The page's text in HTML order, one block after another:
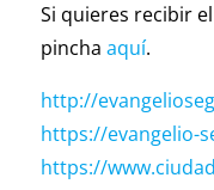
Si quieres recibir
pincha aquí.
http://
https://evangelio-
https://